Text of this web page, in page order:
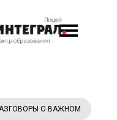
О ВАЖНОМ